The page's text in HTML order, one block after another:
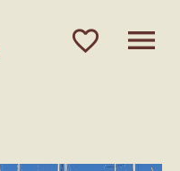
favorite_outlinedmenu